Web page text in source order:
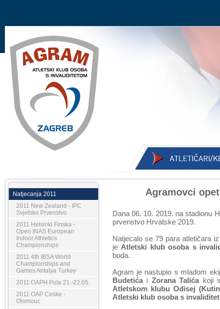
Agramovci
Dana 06. 10. 2019. na stadionu
prvenstvo Hrvatske 2019.
Natjecalo se 79 para atletičara
je Atletski klub osoba s
boda.
Agram je nastupio s mladom
Budetićai Zorana Talića koji
Atletskom klubu Odisej
Atletski klub osoba s
Natjecanja 2011
2011 New Zealand - IPC
Svjetsko Prvenstvo
2011 Helsinki Finska -
Open INAS European
Indoor Athletics
Championships
2011 4th IBSA World
Championships and
Games Antalya Turkey
2011 OAPH Pula 21.-22.05.
2011 OAP Ceske -
Olomouc